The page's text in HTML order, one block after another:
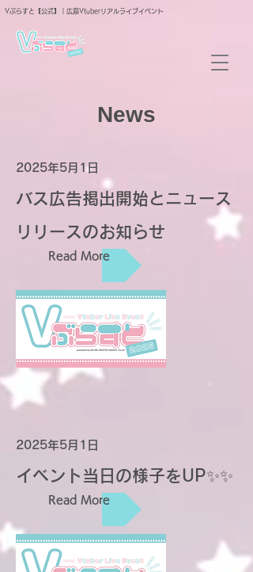
Vぶらすと【公式】｜広島Vtuberリアルライブイベント
News
2025年5月1日
バス広告掲出開始とニュース
リリースのお知らせ
Read More
2025年5月1日
イベント当日の様子をUP✨✨
Read More